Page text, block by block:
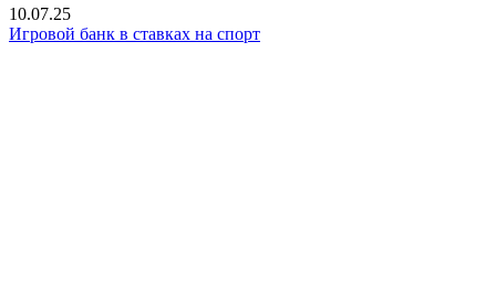
10.07.25
Игровой банк в ставках на спорт